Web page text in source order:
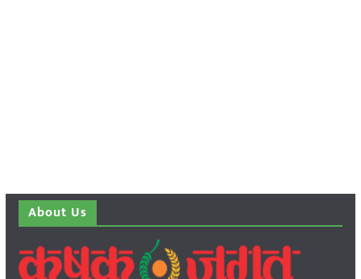
About Us